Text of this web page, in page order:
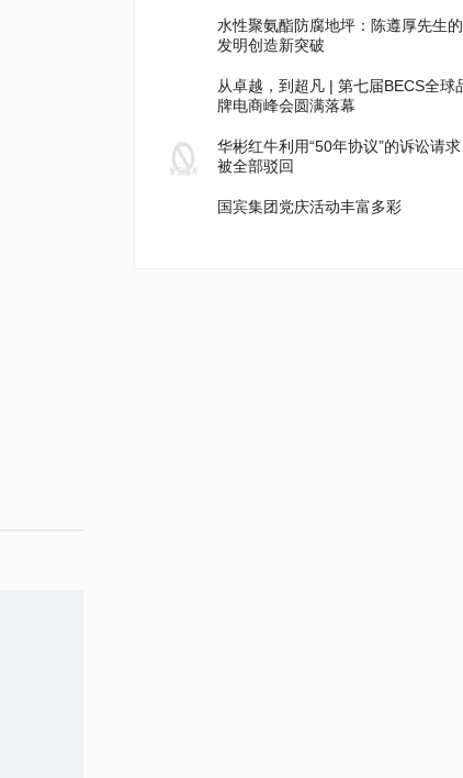
水性聚氨酯防腐地坪：陈遵厚先生的
发明创造新突破
从卓越，到超凡 | 第七届BECS全球
牌电商峰会圆满落幕
华彬红牛利用“50年协议”的诉讼请求
被全部驳回
国宾集团党庆活动丰富多彩